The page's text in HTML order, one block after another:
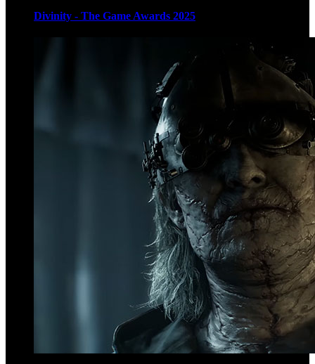
Divinity - The Game Awards 2025